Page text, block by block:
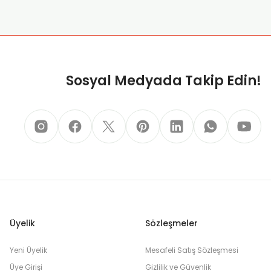
Sosyal Medyada Takip Edin!
Üyelik
Yeni Üyelik
Üye Girişi
Sözleşmeler
Mesafeli Satış Sözleşmesi
Gizlilik ve Güvenlik